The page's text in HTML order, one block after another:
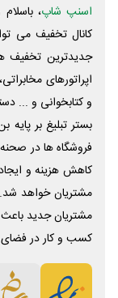
اسنپ شاپ،
کانال تخفیف می
جدیدترین تخفیف
اپراتورهای
و کتابخوانی و ...
بستر تبلیغ بر
فروشگاه ها در
کاهش هزینه و
مشتریان خواهد
مشتریان جدید
کسب و کار در فضای